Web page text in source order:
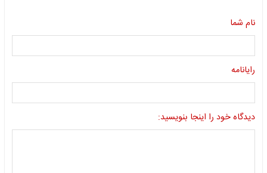
نام شما
رایانامه
دیدگاه خود را اینجا بنویسید: